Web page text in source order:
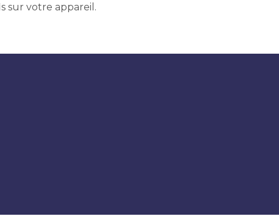
sur votre appareil.